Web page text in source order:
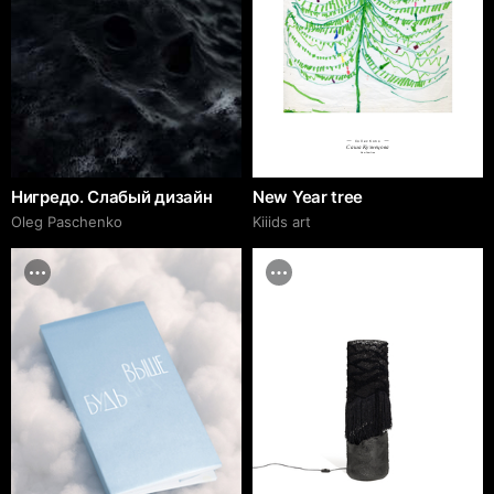
Нигредо. Слабый дизайн
Oleg Paschenko
Collections
Саша Кузнецова
New Year tree
Kiiids art